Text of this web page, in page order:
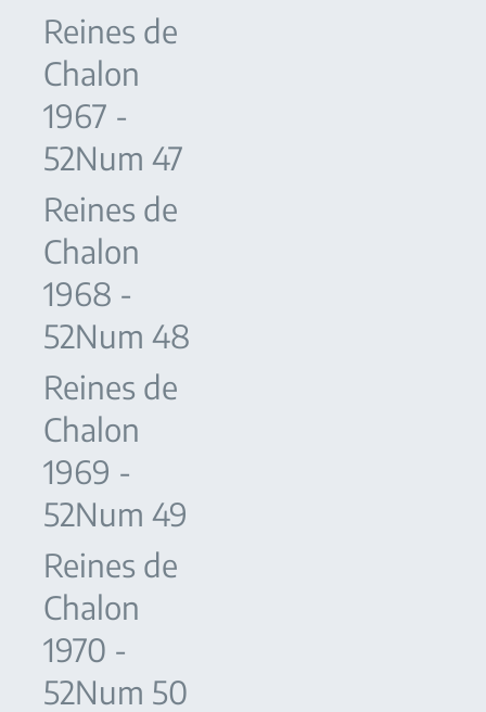
Reines de
Chalon
1967 -
52Num 47
Reines de
Chalon
1968 -
52Num 48
Reines de
Chalon
1969 -
52Num 49
Reines de
Chalon
1970 -
52Num 50